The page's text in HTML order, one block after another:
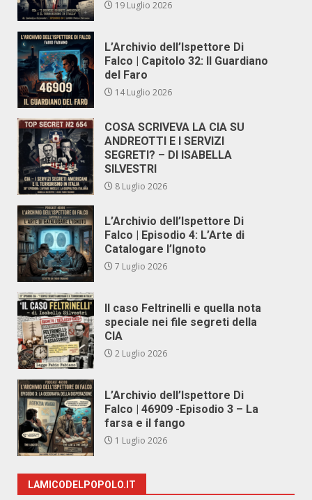
19 Luglio 2026
L’Archivio dell’Ispettore Di
Falco | Capitolo 32: Il Guardiano
del Faro
14 Luglio 2026
COSA SCRIVEVA LA CIA SU
ANDREOTTI E I SERVIZI
SEGRETI? – DI ISABELLA
SILVESTRI
8 Luglio 2026
L’Archivio dell’Ispettore Di
Falco | Episodio 4: L’Arte di
Catalogare l’Ignoto
7 Luglio 2026
Il caso Feltrinelli e quella nota
speciale nei file segreti della
CIA
2 Luglio 2026
L’Archivio dell’Ispettore Di
Falco | 46909 -Episodio 3 – La
farsa e il fango
1 Luglio 2026
LAMICODELPOPOLO.IT